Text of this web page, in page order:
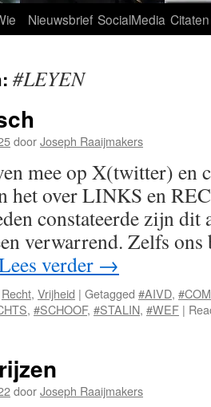
Nieuwsbrief SocialMedia Citaten
#LEYEN
doorJoseph Raaijmakers
mee op X(twitter) en
het over LINKS en
constateerde zijn dit
verwarrend. Zelfs
verder →
Recht, Vrijheid | Getagged #AIVD,
, #SCHOOF, #STALIN, #WEF |
doorJoseph Raaijmakers